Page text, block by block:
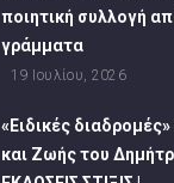
ποιητική συλλογή
γράμματα
19 Ιουλίου, 2026
«Ειδικές
και Ζωής του